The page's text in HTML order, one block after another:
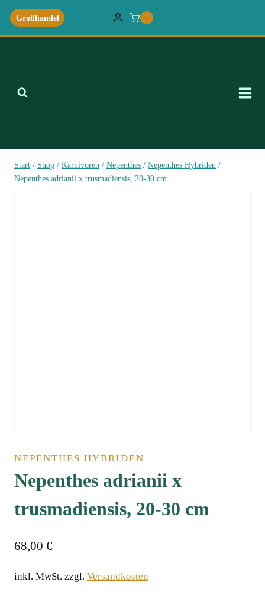
Zum
Inhalt
springen
Großhandel
Start / Shop / Karnivoren / Nepenthes / Nepenthes Hybriden /
Nepenthes adrianii x trusmadiensis, 20-30 cm
NEPENTHES HYBRIDEN
Nepenthes adrianii x
trusmadiensis, 20-30 cm
68,00 €
inkl. MwSt. zzgl. Versandkosten